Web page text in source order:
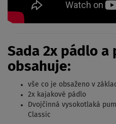
Sada 2x pádlo a
obsahuje:
vše co je obsaženo v
2x kajakové pádlo
Dvojčinná vysokotlaká
Classic